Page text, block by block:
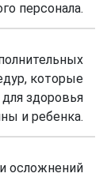
персонала.
которые
здоровья
и ребенка.
осложнений